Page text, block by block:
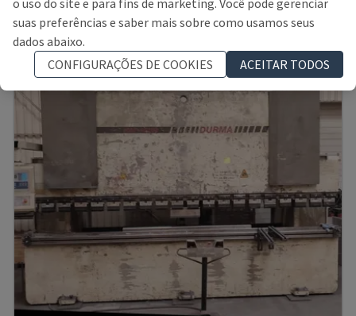
84.000 €
o uso do site e para fins de marketing. Você pode gerenciar
suas preferências e saber mais sobre como usamos seus
dados abaixo.
CONFIGURAÇÕES DE COOKIES
ACEITAR TODOS